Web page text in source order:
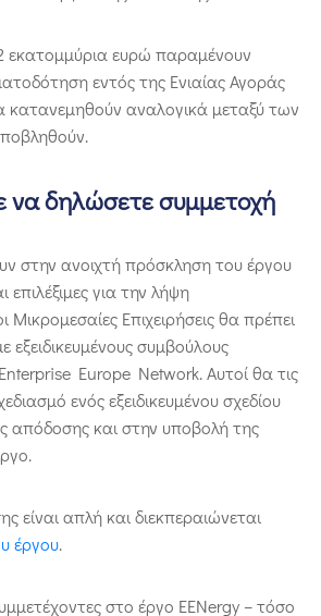
εκατομμύρια ευρώ παραμένουν
εντός της Ενιαίας Αγοράς
κατανεμηθούν αναλογικά μεταξύ των
να δηλώσετε συμμετοχή
στην ανοιχτή πρόσκληση του έργου
επιλέξιμες για την λήψη
Επιχειρήσεις θα πρέπει
συμβούλους
Europe Network. Αυτοί θα τις
ενός εξειδικευμένου σχεδίου
απόδοσης και στην υποβολή της
είναι απλή και διεκπεραιώνεται
έργου.
στο έργο EENergy – τόσο